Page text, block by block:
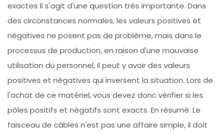
exactes Il s'agit d'une question très importante. Dans
des circonstances normales, les valeurs positives et
négatives ne posent pas de problème, mais dans le
processus de production, en raison d'une mauvaise
utilisation du personnel, il peut y avoir des valeurs
positives et négatives qui inversent la situation. Lors de
l'achat de ce matériel, vous devez donc vérifier si les
pôles positifs et négatifs sont exacts. En résumé. Le
faisceau de câbles n'est pas une affaire simple, il doit